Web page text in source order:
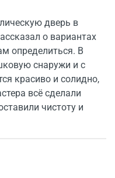
дверь в
о вариантах
определиться. В
снаружи и с
красиво и солидно,
всё сделали
чистоту и